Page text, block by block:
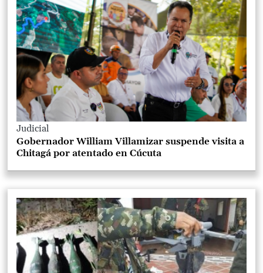
Judicial
Gobernador William Villamizar suspende visita a
Chitagá por atentado en Cúcuta